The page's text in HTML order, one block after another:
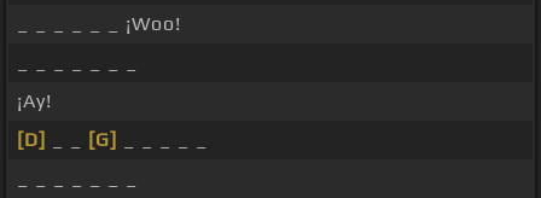
_ _ _ _ _ _ ¡Woo!
¡Ay!
[D]
[G]